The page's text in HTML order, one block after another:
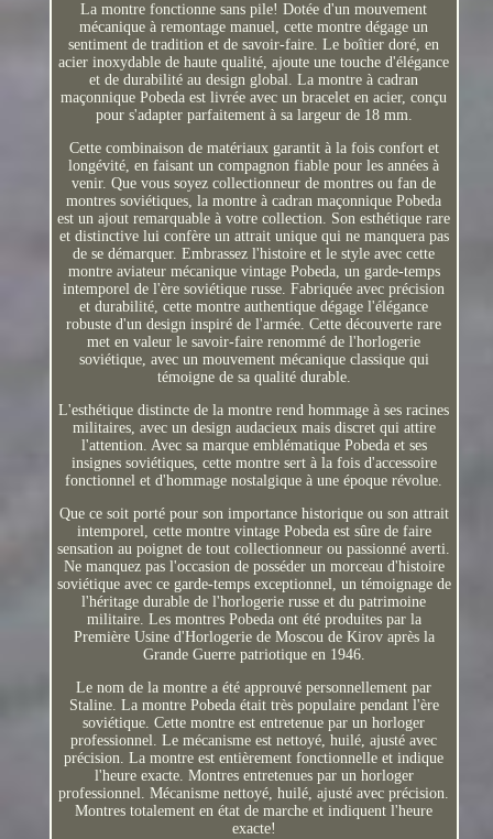
La montre fonctionne sans pile! Dotée d'un mouvement
mécanique à remontage manuel, cette montre dégage un
sentiment de tradition et de savoir-faire. Le boîtier doré, en
acier inoxydable de haute qualité, ajoute une touche d'élégance
et de durabilité au design global. La montre à cadran
maçonnique Pobeda est livrée avec un bracelet en acier, conçu
pour s'adapter parfaitement à sa largeur de 18 mm.
Cette combinaison de matériaux garantit à la fois confort et
longévité, en faisant un compagnon fiable pour les années à
venir. Que vous soyez collectionneur de montres ou fan de
montres soviétiques, la montre à cadran maçonnique Pobeda
est un ajout remarquable à votre collection. Son esthétique rare
et distinctive lui confère un attrait unique qui ne manquera pas
de se démarquer. Embrassez l'histoire et le style avec cette
montre aviateur mécanique vintage Pobeda, un garde-temps
intemporel de l'ère soviétique russe. Fabriquée avec précision
et durabilité, cette montre authentique dégage l'élégance
robuste d'un design inspiré de l'armée. Cette découverte rare
met en valeur le savoir-faire renommé de l'horlogerie
soviétique, avec un mouvement mécanique classique qui
témoigne de sa qualité durable.
L'esthétique distincte de la montre rend hommage à ses racines
militaires, avec un design audacieux mais discret qui attire
l'attention. Avec sa marque emblématique Pobeda et ses
insignes soviétiques, cette montre sert à la fois d'accessoire
fonctionnel et d'hommage nostalgique à une époque révolue.
Que ce soit porté pour son importance historique ou son attrait
intemporel, cette montre vintage Pobeda est sûre de faire
sensation au poignet de tout collectionneur ou passionné averti.
Ne manquez pas l'occasion de posséder un morceau d'histoire
soviétique avec ce garde-temps exceptionnel, un témoignage de
l'héritage durable de l'horlogerie russe et du patrimoine
militaire. Les montres Pobeda ont été produites par la
Première Usine d'Horlogerie de Moscou de Kirov après la
Grande Guerre patriotique en 1946.
Le nom de la montre a été approuvé personnellement par
Staline. La montre Pobeda était très populaire pendant l'ère
soviétique. Cette montre est entretenue par un horloger
professionnel. Le mécanisme est nettoyé, huilé, ajusté avec
précision. La montre est entièrement fonctionnelle et indique
l'heure exacte. Montres entretenues par un horloger
professionnel. Mécanisme nettoyé, huilé, ajusté avec précision.
Montres totalement en état de marche et indiquent l'heure
exacte!